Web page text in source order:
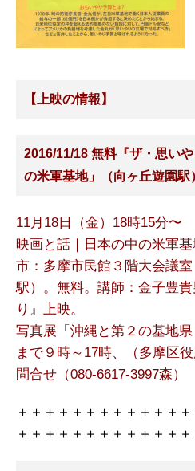
【 上映の情報 】
2016/11/18 無料『ザ・思い
の米軍基地」（向ヶ丘遊園駅
11月18日（金）18時15分〜
映画と話｜日本の中の米軍
市：多摩市民館３階大会議
駅）。無料。講師：金子豊
り』上映。
写真展「沖縄と第２の基地県
まで９時～17時、（多摩区
問合せ（080-6617-3997森）
＋＋＋＋＋＋＋＋＋＋＋＋
＋＋＋＋＋＋＋＋＋＋＋＋